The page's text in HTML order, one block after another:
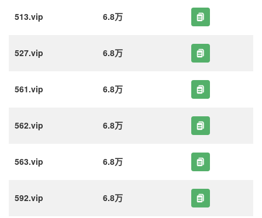
513.vip 6.8万
527.vip 6.8万
561.vip 6.8万
562.vip 6.8万
563.vip 6.8万
592.vip 6.8万